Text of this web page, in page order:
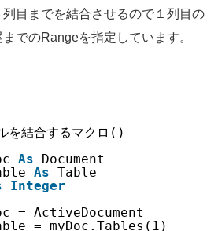
目までを結合させるので１列目の
でのRangeを指定しています。
を結合するマクロ()
As
Document
As Table
Integer
= ActiveDocument
= myDoc.Tables(1)